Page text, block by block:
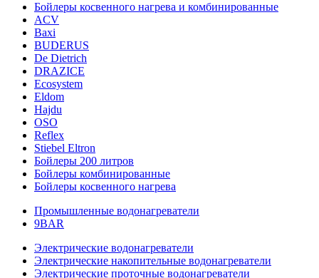
Бойлеры косвенного нагрева и комбинированные
ACV
Baxi
BUDERUS
De Dietrich
DRAZICE
Ecosystem
Eldom
Hajdu
OSO
Reflex
Stiebel Eltron
Бойлеры 200 литров
Бойлеры комбинированные
Бойлеры косвенного нагрева
Промышленные водонагреватели
9BAR
Электрические водонагреватели
Электрические накопительные водонагреватели
Электрические проточные водонагреватели